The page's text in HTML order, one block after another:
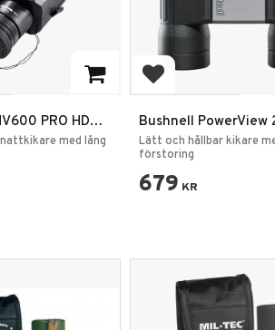
PRO HD
300m
nattkikare med lång
Add to favorites
Bushnell PowerView
Roof
Lätt och hållbar kikare
förstoring
679 KR